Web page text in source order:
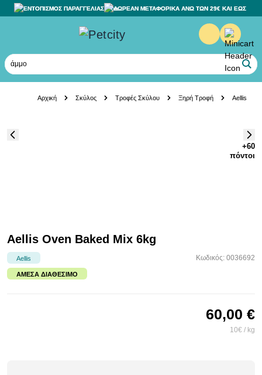
ΕΝΤΟΠΙΣΜΟΣ ΠΑΡΑΓΓΕΛΙΑΣ ΔΩΡΕΑΝ ΜΕΤΑΦΟΡΙΚΑ ΑΝΩ ΤΩΝ 29€ ΚΑΙ ΕΩΣ
άμμο γά
Αρχική Σκύλος Τροφές Σκύλου Ξηρή Τροφή Aellis
+60
πόντοι
Aellis Oven Baked Mix 6kg
Aellis Κωδικός: 0036692
ΆΜΕΣΑ ΔΙΑΘΈΣΙΜΟ
60,00 €
10€ / kg